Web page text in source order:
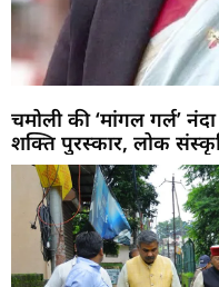
चमोली की ‘मांगल गर्ल’
शक्ति पुरस्कार, लोक